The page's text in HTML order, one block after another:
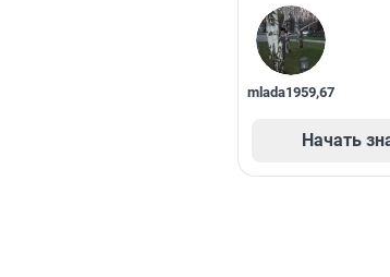
mlada1959,67
Начать